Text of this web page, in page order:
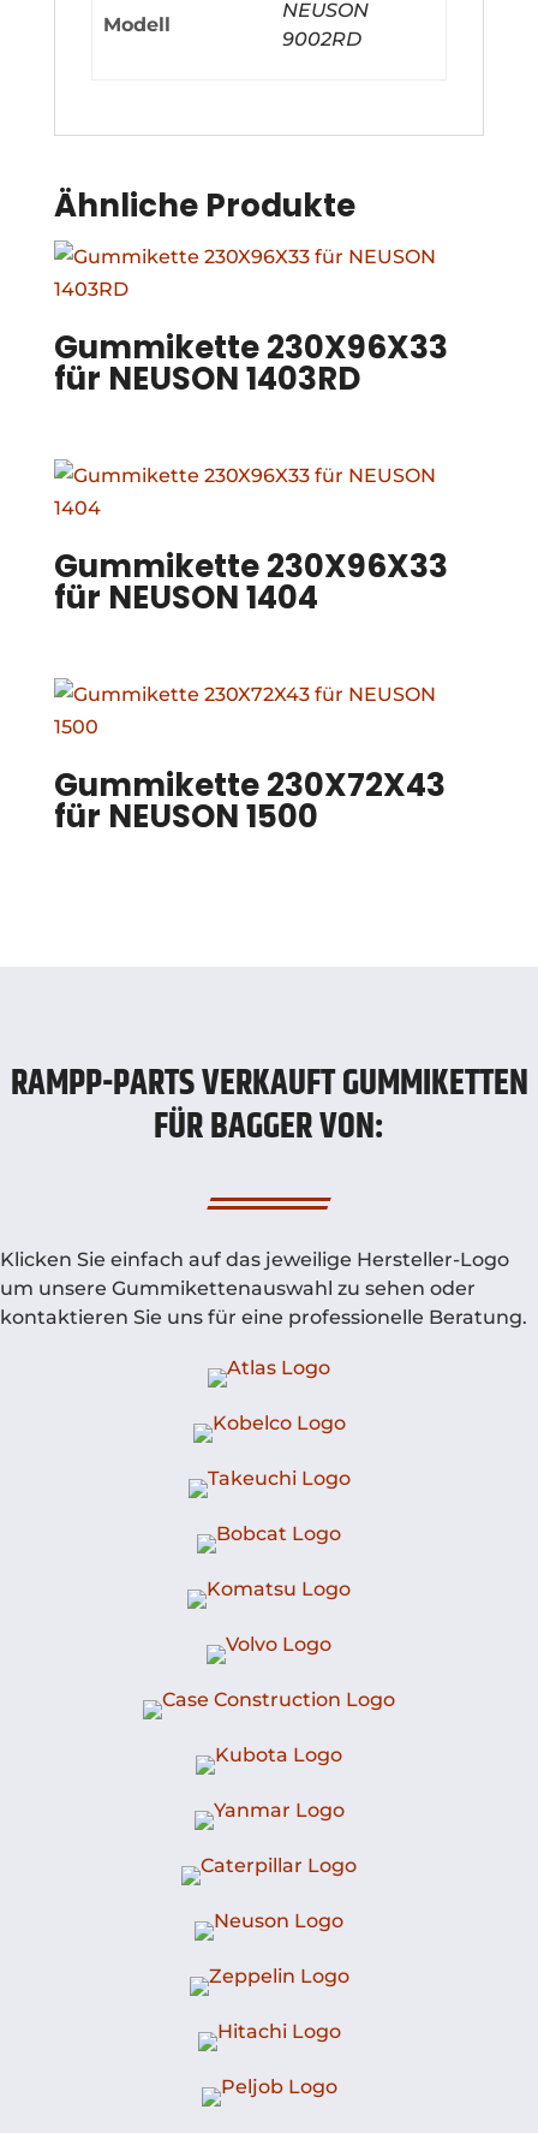
Modell
NEUSON
9002RD
Ähnliche Produkte
Gummikette 230X96X33
für NEUSON 1403RD
Gummikette 230X96X33
für NEUSON 1404
Gummikette 230X72X43
für NEUSON 1500
RAMPP-PARTS VERKAUFT GUMMIKETTEN
FÜR BAGGER VON:
Klicken Sie einfach auf das jeweilige Hersteller-Logo
um unsere Gummikettenauswahl zu sehen oder
kontaktieren Sie uns für eine professionelle Beratung.